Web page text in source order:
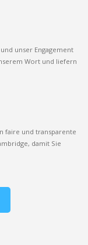
unser Engagement
Wort und liefern
faire und transparente
damit Sie